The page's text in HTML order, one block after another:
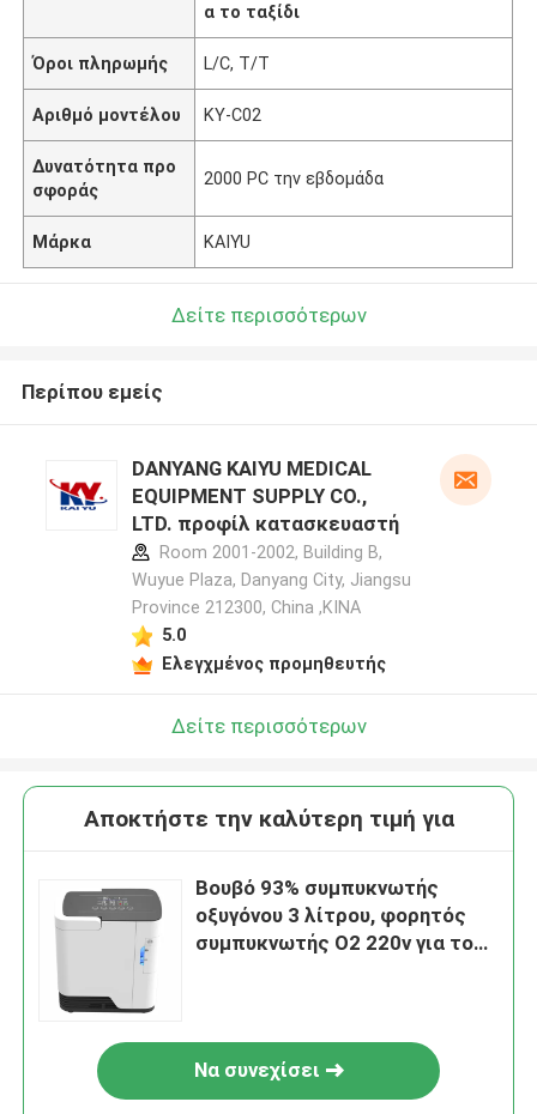
α το ταξίδι
Όροι πληρωμής L/C, T/T
Αριθμό μοντέλου KY-C02
Δυνατότητα προ
σφοράς
2000 PC την εβδομάδα
Μάρκα KAIYU
Δείτε περισσότερων
Περίπου εμείς
DANYANG KAIYU MEDICAL
EQUIPMENT SUPPLY CO.,
LTD. προφίλ κατασκευαστή
Room 2001-2002, Building B,
Wuyue Plaza, Danyang City, Jiangsu
Province 212300, China ,ΚΙΝΑ
5.0
Ελεγχμένος προμηθευτής
Δείτε περισσότερων
Αποκτήστε την καλύτερη τιμή για
Βουβό 93% συμπυκνωτής
οξυγόνου 3 λίτρου, φορητός
συμπυκνωτής Ο2 220v για το
Να συνεχίσει